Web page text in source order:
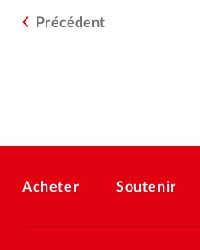
Précédent
Acheter Soutenir